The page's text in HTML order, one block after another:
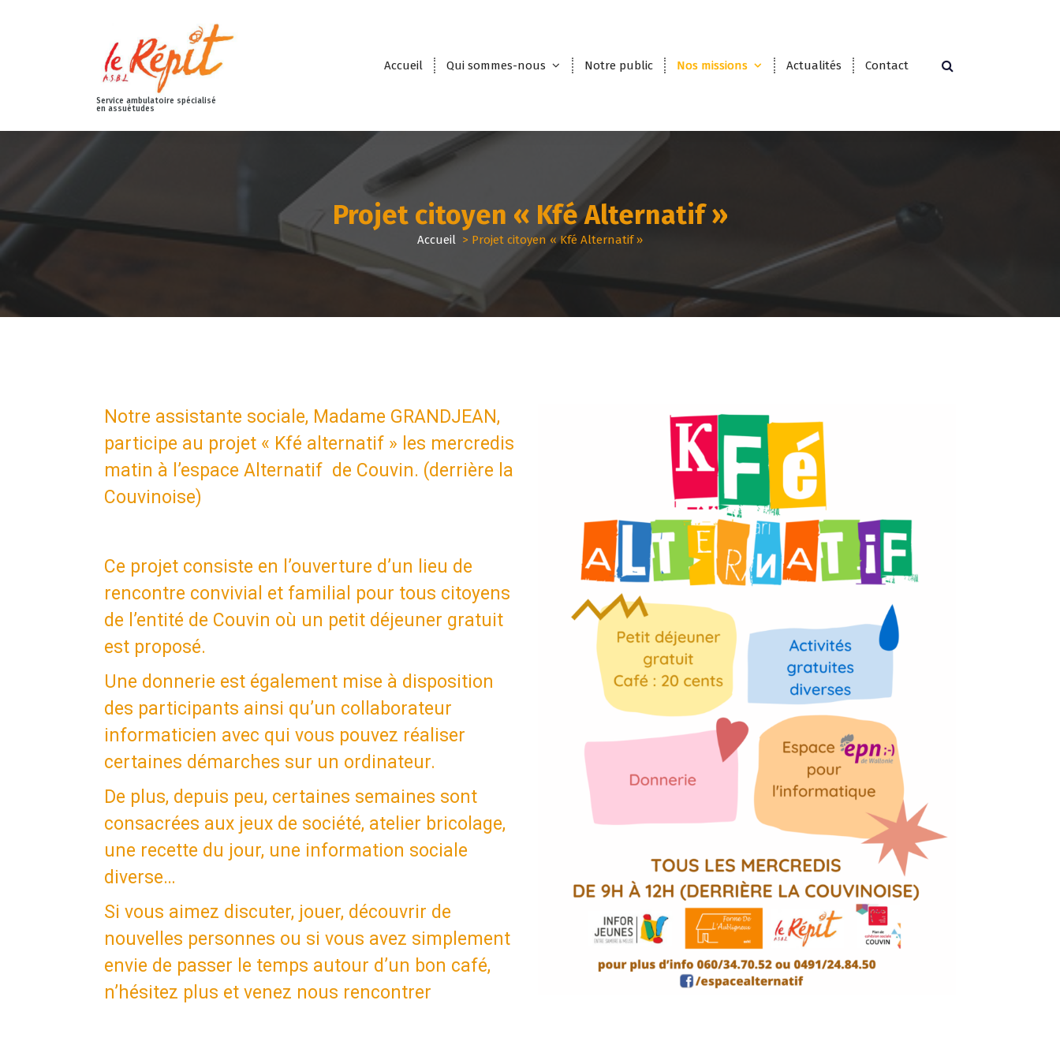
Service ambulatoire spécialisé
en assuétudes
Accueil Qui sommes-nous Notre public Nos missions Actualités Contact
Projet citoyen « Kfé Alternatif »
Accueil > Projet citoyen « Kfé Alternatif »
Notre assistante sociale, Madame GRANDJEAN,
participe au projet « Kfé alternatif » les mercredis
matin à l’espace Alternatif de Couvin. (derrière la
Couvinoise)
Ce projet consiste en l’ouverture d’un lieu de
rencontre convivial et familial pour tous citoyens
de l’entité de Couvin où un petit déjeuner gratuit
est proposé.
Une donnerie est également mise à disposition
des participants ainsi qu’un collaborateur
informaticien avec qui vous pouvez réaliser
certaines démarches sur un ordinateur.
De plus, depuis peu, certaines semaines sont
consacrées aux jeux de société, atelier bricolage,
une recette du jour, une information sociale
diverse…
Si vous aimez discuter, jouer, découvrir de
nouvelles personnes ou si vous avez simplement
envie de passer le temps autour d’un bon café,
n’hésitez plus et venez nous rencontrer